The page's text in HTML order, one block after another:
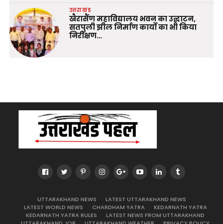
उत्तराखंड
खैरासैंण महाविद्यालय भवन का उद्घाटन,
सतपुली झील निर्माण कार्यों का भी किया
निरीक्षण…
UTTARAKHAND NEWS
LATEST UTTARAKHAND NEWS
LATEST WORLD NEWS
CHARDHAM YATRA
KEDARNATH YATRA
KEDARNATH YATRA RULES
LATEST NEWS FROM UTTARAKHAND